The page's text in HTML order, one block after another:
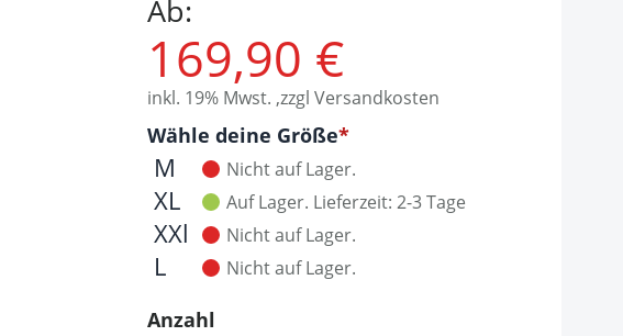
Ab:
169,90 €
inkl. 19% Mwst. ,zzgl Versandkosten
Optionen
Wähle deine Größe
It is required to select one of the available
M Nicht auf Lager.
XL Auf Lager. Lieferzeit: 2-3 Tage
XXl Nicht auf Lager.
L Nicht auf Lager.
Anzahl